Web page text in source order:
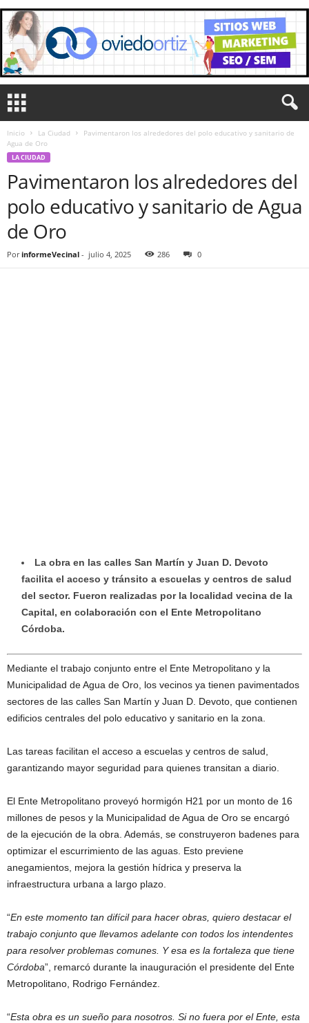
Inicio La Ciudad
Pavimentaron los alrededores del polo educativo y sanitario de
Agua de Oro
LA CIUDAD
Pavimentaron los alrededores del
polo educativo y sanitario de Agua
de Oro
Por informeVecinal - julio 4, 2025 286 0
La obra en las calles San Martín y Juan D. Devoto
facilita el acceso y tránsito a escuelas y centros de salud
del sector. Fueron realizadas por la localidad vecina de la
Capital, en colaboración con el Ente Metropolitano
Córdoba.
Mediante el trabajo conjunto entre el Ente Metropolitano y la
Municipalidad de Agua de Oro, los vecinos ya tienen pavimentados
sectores de las calles San Martín y Juan D. Devoto, que contienen
edificios centrales del polo educativo y sanitario en la zona.
Las tareas facilitan el acceso a escuelas y centros de salud,
garantizando mayor seguridad para quienes transitan a diario.
El Ente Metropolitano proveyó hormigón H21 por un monto de 16
millones de pesos y la Municipalidad de Agua de Oro se encargó
de la ejecución de la obra. Además, se construyeron badenes para
optimizar el escurrimiento de las aguas. Esto previene
anegamientos, mejora la gestión hídrica y preserva la
infraestructura urbana a largo plazo.
“En este momento tan difícil para hacer obras, quiero destacar el
trabajo conjunto que llevamos adelante con todos los intendentes
para resolver problemas comunes. Y esa es la fortaleza que tiene
Córdoba”, remarcó durante la inauguración el presidente del Ente
Metropolitano, Rodrigo Fernández.
“Esta obra es un sueño para nosotros. Si no fuera por el Ente, esta